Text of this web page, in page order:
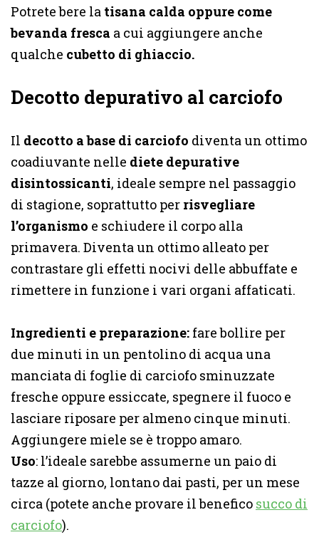
Potrete bere la tisana calda oppure come
bevanda fresca a cui aggiungere anche
qualche cubetto di ghiaccio.
Decotto depurativo al carciofo
Il decotto a base di carciofo diventa un ottimo
coadiuvante nelle diete depurative
disintossicanti, ideale sempre nel passaggio
di stagione, soprattutto per risvegliare
l’organismo e schiudere il corpo alla
primavera. Diventa un ottimo alleato per
contrastare gli effetti nocivi delle abbuffate e
rimettere in funzione i vari organi affaticati.
Ingredienti e preparazione: fare bollire per
due minuti in un pentolino di acqua una
manciata di foglie di carciofo sminuzzate
fresche oppure essiccate, spegnere il fuoco e
lasciare riposare per almeno cinque minuti.
Aggiungere miele se è troppo amaro.
Uso: l’ideale sarebbe assumerne un paio di
tazze al giorno, lontano dai pasti, per un mese
circa (potete anche provare il benefico succo di
carciofo).